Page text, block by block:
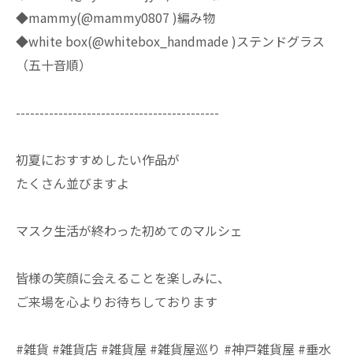
◆mammy(@mammy0807 )編み物
◆white box(@whitebox_handmade )ステンドグラス
（五十音順）
-------------------------------------------
初夏におすすめしたい作品が
たくさん並びますよ
マスク生活が終わった初めてのマルシェ
皆様の笑顔に会えることを楽しみに、
ご来場を心よりお待ちしております
#雑貨 #雑貨店 #雑貨屋 #雑貨屋巡り #神戸雑貨屋 #垂水